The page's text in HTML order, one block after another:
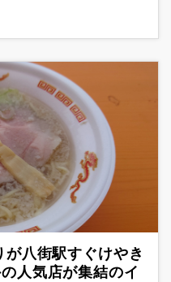
八街駅すぐけやき
人気店が集結のイ